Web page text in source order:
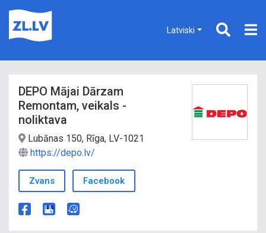
Latviski
DEPO Mājai Dārzam
Remontam, veikals -
noliktava
Lubānas 150, Rīga, LV-1021
https://depo.lv/
Zvans Facebook